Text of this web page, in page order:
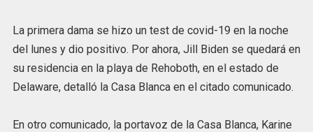
La primera dama se hizo un test de covid-19 en la noche
del lunes y dio positivo. Por ahora, Jill Biden se quedará en
su residencia en la playa de Rehoboth, en el estado de
Delaware, detalló la Casa Blanca en el citado comunicado.
En otro comunicado, la portavoz de la Casa Blanca, Karine